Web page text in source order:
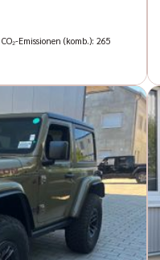
Emissionen (komb.): 265